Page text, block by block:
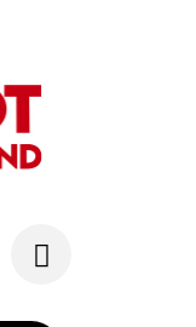
un gr...
de...